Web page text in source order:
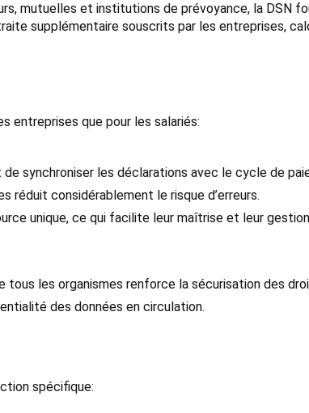
mutuelles et institutions de prévoyance, la DSN
supplémentaire souscrits par les entreprises,
entreprises que pour les salariés:
synchroniser les déclarations avec le cycle de
réduit considérablement le risque d’erreurs.
unique, ce qui facilite leur maîtrise et leur
tous les organismes renforce la sécurisation des
des données en circulation.
spécifique: